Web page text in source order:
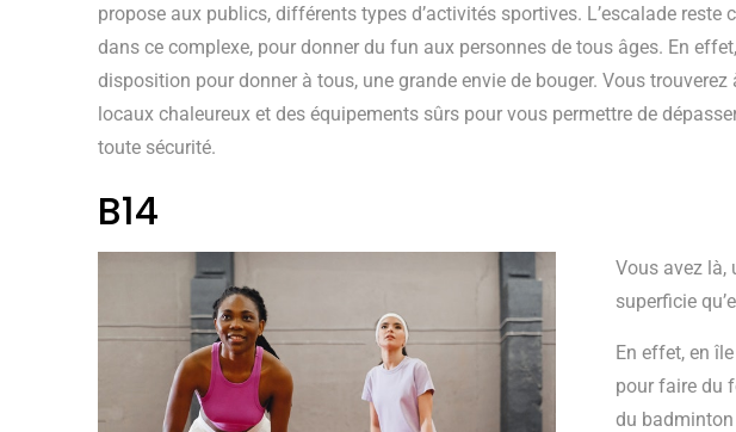
propose aux publics, différents types d’activités sportives. L’escalade reste
dans ce complexe, pour donner du fun aux personnes de tous âges. En
disposition pour donner à tous, une grande envie de bouger. Vous trouverez
locaux chaleureux et des équipements sûrs pour vous permettre de
toute sécurité.
B14
Vous avez là,
superficie
En effet, en
pour faire du
du